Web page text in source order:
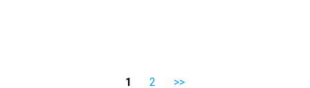
1 2 >>